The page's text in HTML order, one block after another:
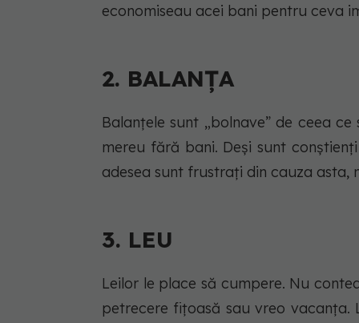
economiseau acei bani pentru ceva
2. BALANȚA
Balanțele sunt „bolnave” de ceea
mereu fără bani. Deși sunt
adesea sunt frustrați din cauza asta,
3. LEU
Leilor le place să cumpere. Nu
petrecere fițoasă sau vreo